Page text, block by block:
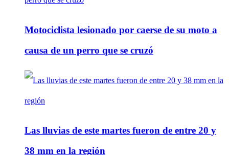
Motociclista lesionado por caerse de su moto a
causa de un perro que se cruzó
Las lluvias de este martes fueron de entre 20 y
38 mm en la región